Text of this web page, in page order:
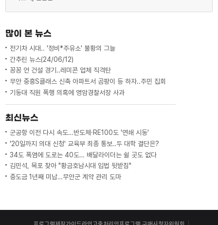
많이 본 뉴스
전기차 시대.. '정비*주유소' 불황의 그늘
간추린 뉴스(24/06/12)
꽁꽁 언 건설 경기..레미콘 업체 직격탄
무안 중흥S클래스 신축 아파트서 곰팡이 등 하자..주민 집회
기동대 직원 폭행 의혹에 영암경찰서장 사과
최신뉴스
군공항 이전 다시 속도…반도체·RE100도 '연쇄 시동'
'20일까지 의대 신청' 교육부 최종 통보..두 대학 결단은?
34도 폭염에 도로는 40도… 배달라이더는 쉴 곳도 없다
김민석, 목포 찾아 "황금호남시대 입법 뒷받침"
중도금 1년째 미납…무안군 계약 관리 도마